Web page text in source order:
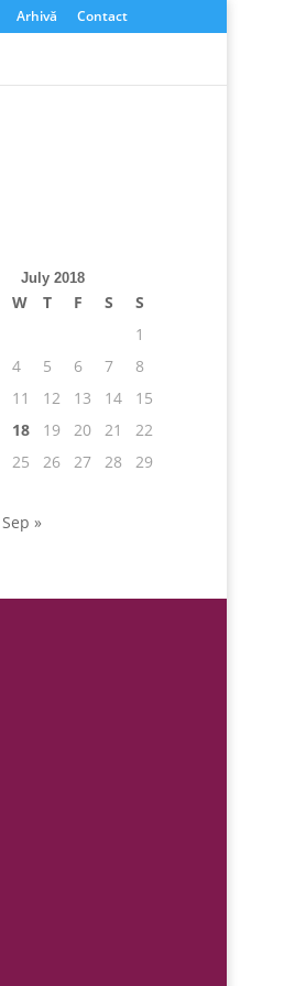
Arhivă Contact
July 2018
W T F S
S
1
4 5 6 7
8
11 12 13 14
15
18 19 20 21
22
25 26 27 28
29
Sep »